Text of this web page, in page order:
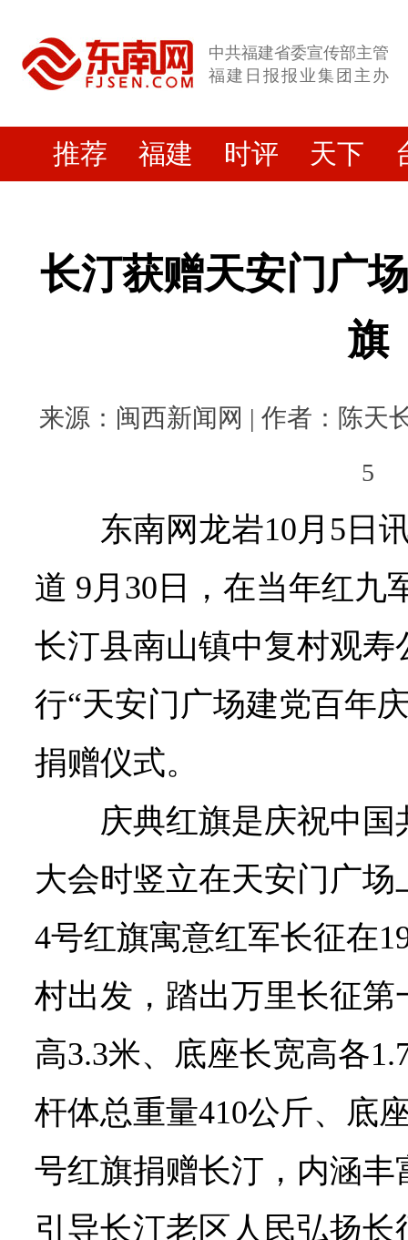
中共福建省委宣传部主管
福建日报报业集团主办
推荐 福建 时评 天下
长汀获赠天安门广
旗
来源：闽西新闻网 | 作者：陈天
5
东南网龙岩10月5日
道 9月30日，在当年红
长汀县南山镇中复村观
行“天安门广场建党百年
捐赠仪式。
庆典红旗是庆祝中国
大会时竖立在天安门广场
4号红旗寓意红军长征在
村出发，踏出万里长征第
高3.3米、底座长宽高各
杆体总重量410公斤、底
号红旗捐赠长汀，内涵
引导长汀老区人民弘扬